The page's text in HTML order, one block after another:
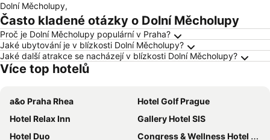
Dolní Měcholupy,
Často kladené otázky o Dolní Měcholupy
Proč je Dolní Měcholupy populární v Praha?
Jaké ubytování je v blízkosti Dolní Měcholupy?
Jaké další atrakce se nacházejí v blízkosti Dolní Měcholupy?
Více top hotelů
a&o Praha Rhea
Hotel Golf Prague
Hotel Relax Inn
Gallery Hotel SIS
Hotel Duo
Congress & Wellness Hotel Olsanka